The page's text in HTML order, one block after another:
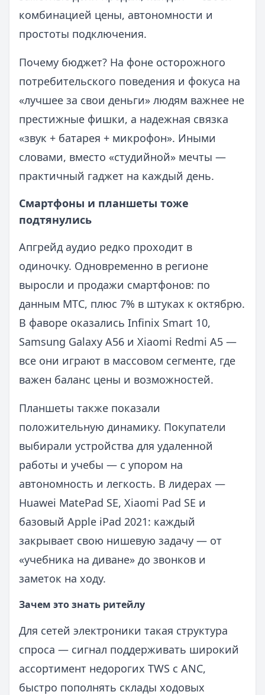
комбинацией цены, автономности и
простоты подключения.
Почему бюджет? На фоне осторожного
потребительского поведения и фокуса на
«лучшее за свои деньги» людям важнее не
престижные фишки, а надежная связка
«звук + батарея + микрофон». Иными
словами, вместо «студийной» мечты —
практичный гаджет на каждый день.
Смартфоны и планшеты тоже
подтянулись
Апгрейд аудио редко проходит в
одиночку. Одновременно в регионе
выросли и продажи смартфонов: по
данным МТС, плюс 7% в штуках к октябрю.
В фаворе оказались Infinix Smart 10,
Samsung Galaxy A56 и Xiaomi Redmi A5 —
все они играют в массовом сегменте, где
важен баланс цены и возможностей.
Планшеты также показали
положительную динамику. Покупатели
выбирали устройства для удаленной
работы и учебы — с упором на
автономность и легкость. В лидерах —
Huawei MatePad SE, Xiaomi Pad SE и
базовый Apple iPad 2021: каждый
закрывает свою нишевую задачу — от
«учебника на диване» до звонков и
заметок на ходу.
Зачем это знать ритейлу
Для сетей электроники такая структура
спроса — сигнал поддерживать широкий
ассортимент недорогих TWS с ANC,
быстро пополнять склады ходовых